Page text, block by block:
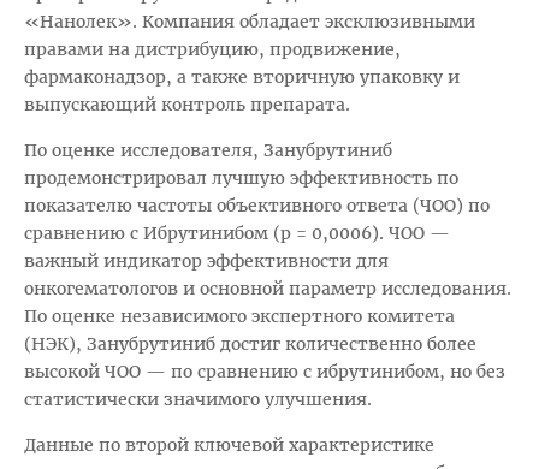
«Нанолек». Компания обладает эксклюзивными
правами на дистрибуцию, продвижение,
фармаконадзор, а также вторичную упаковку и
выпускающий контроль препарата.
По оценке исследователя, Занубрутиниб
продемонстрировал лучшую эффективность по
показателю частоты объективного ответа (ЧОО) по
сравнению с Ибрутинибом (p = 0,0006). ЧОО —
важный индикатор эффективности для
онкогематологов и основной параметр исследования.
По оценке независимого экспертного комитета
(НЭК), Занубрутиниб достиг количественно более
высокой ЧОО — по сравнению с ибрутинибом, но без
статистически значимого улучшения.
Данные по второй ключевой характеристике